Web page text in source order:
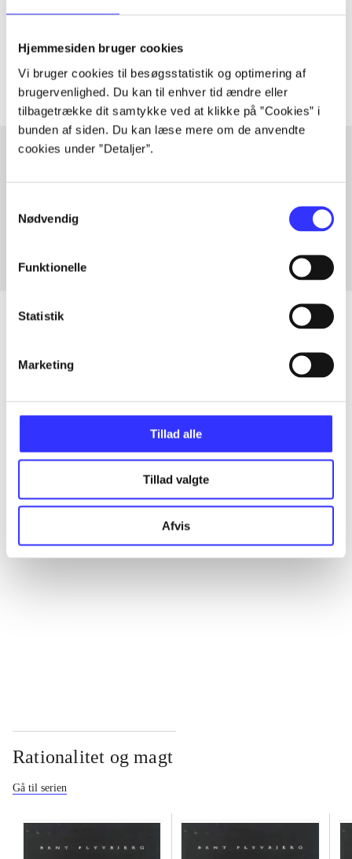
Hjemmesiden bruger cookies
Vi bruger cookies til besøgsstatistik og optimering af
brugervenlighed. Du kan til enhver tid ændre eller
tilbagetrække dit samtykke ved at klikke på ”Cookies” i
bunden af siden. Du kan læse mere om de anvendte
cookies under ”Detaljer”.
Nødvendig
Funktionelle
Statistik
Marketing
Tillad alle
Tillad valgte
Afvis
Artiklerne i handler ofte om
Fra
Artikler
Rationalitet og magt
Gå til serien